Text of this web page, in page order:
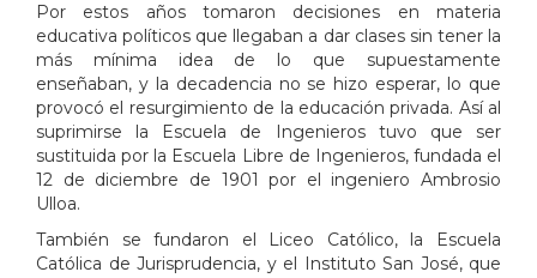
Por estos años tomaron decisiones en materia
educativa políticos que llegaban a dar clases sin tener la
más mínima idea de lo que supuestamente
enseñaban, y la decadencia no se hizo esperar, lo que
provocó el resurgimiento de la educación privada. Así al
suprimirse la Escuela de Ingenieros tuvo que ser
sustituida por la Escuela Libre de Ingenieros, fundada el
12 de diciembre de 1901 por el ingeniero Ambrosio
Ulloa.
También se fundaron el Liceo Católico, la Escuela
Católica de Jurisprudencia, y el Instituto San José, que